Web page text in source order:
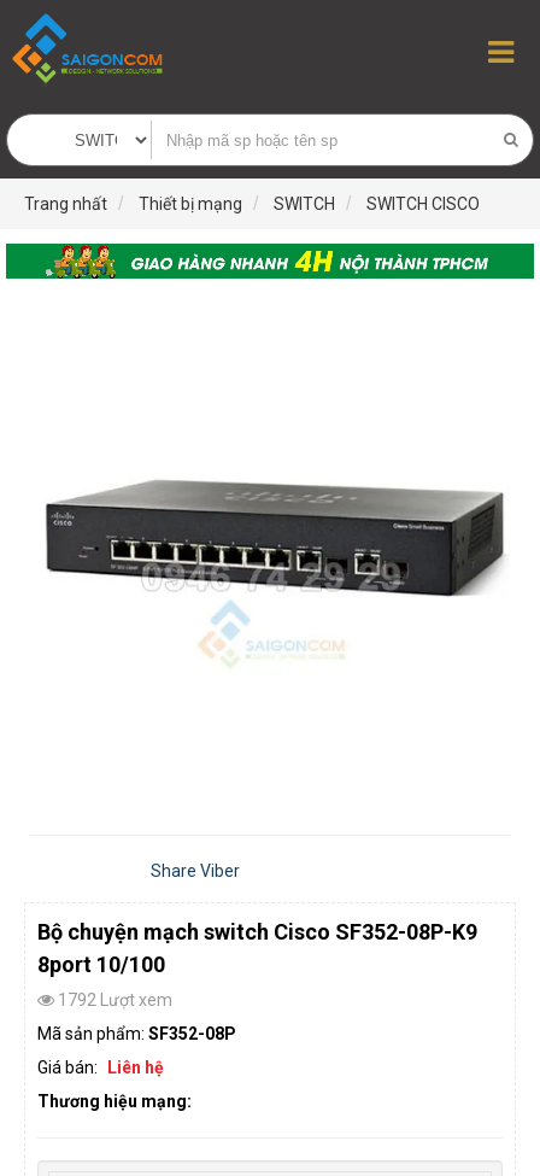
Trang nhất Thiết bị mạng SWITCH SWITCH CISCO
Share Viber
Bộ chuyện mạch switch Cisco SF352-08P-K9
8port 10/100
1792 Lượt xem
Mã sản phẩm: SF352-08P
Giá bán:
Liên hệ
Thương hiệu mạng: